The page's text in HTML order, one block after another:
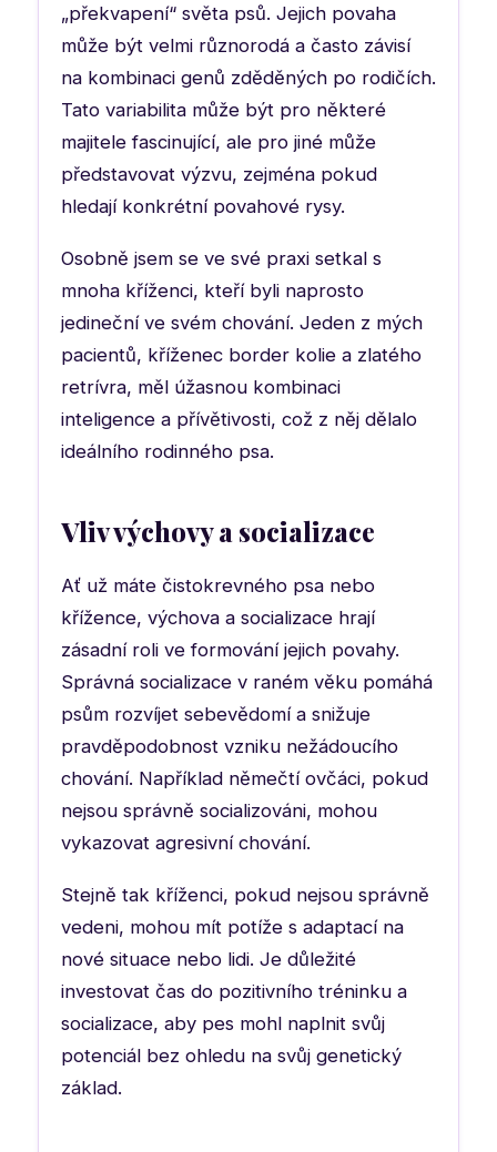
„překvapení“ světa psů. Jejich povaha
může být velmi různorodá a často závisí
na kombinaci genů zděděných po rodičích.
Tato variabilita může být pro některé
majitele fascinující, ale pro jiné může
představovat výzvu, zejména pokud
hledají konkrétní povahové rysy.
Osobně jsem se ve své praxi setkal s
mnoha kříženci, kteří byli naprosto
jedineční ve svém chování. Jeden z mých
pacientů, kříženec border kolie a zlatého
retrívra, měl úžasnou kombinaci
inteligence a přívětivosti, což z něj dělalo
ideálního rodinného psa.
Vliv výchovy a socializace
Ať už máte čistokrevného psa nebo
křížence, výchova a socializace hrají
zásadní roli ve formování jejich povahy.
Správná socializace v raném věku pomáhá
psům rozvíjet sebevědomí a snižuje
pravděpodobnost vzniku nežádoucího
chování. Například němečtí ovčáci, pokud
nejsou správně socializováni, mohou
vykazovat agresivní chování.
Stejně tak kříženci, pokud nejsou správně
vedeni, mohou mít potíže s adaptací na
nové situace nebo lidi. Je důležité
investovat čas do pozitivního tréninku a
socializace, aby pes mohl naplnit svůj
potenciál bez ohledu na svůj genetický
základ.